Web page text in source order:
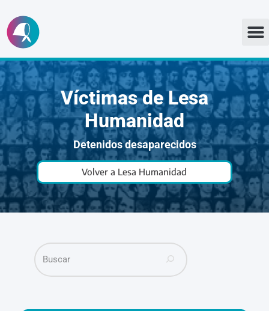
Ir
al
contenido
Víctimas de Lesa
Humanidad
Detenidos desaparecidos
Volver a Lesa Humanidad